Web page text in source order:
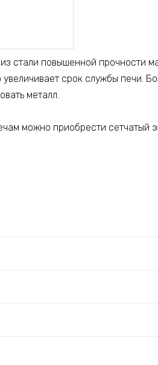
стали повышенной прочности
увеличивает срок службы печи.
металл.
можно приобрести сетчатый